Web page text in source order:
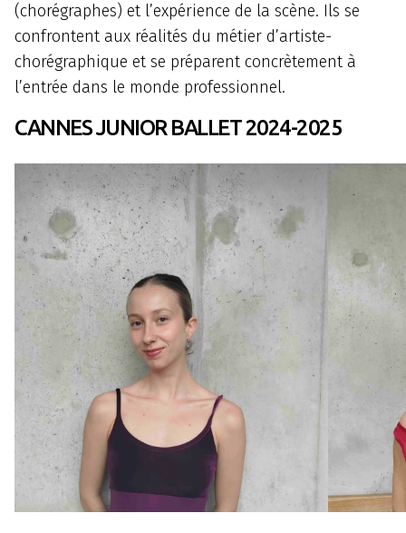
(chorégraphes) et l’expérience de la scène. Ils se
confrontent aux réalités du métier d’artiste-
chorégraphique et se préparent concrètement à
l’entrée dans le monde professionnel.
CANNES JUNIOR BALLET 2024-2025